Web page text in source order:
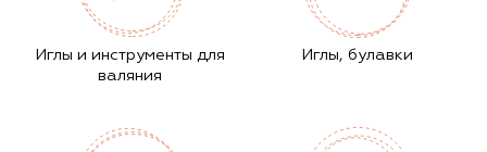
Иглы и инструменты для
валяния
Иглы, булавки